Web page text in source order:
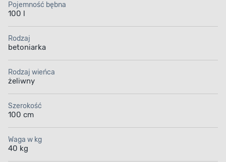
Pojemność bębna
100 l
Rodzaj
betoniarka
Rodzaj wieńca
żeliwny
Szerokość
100 cm
Waga w kg
40 kg